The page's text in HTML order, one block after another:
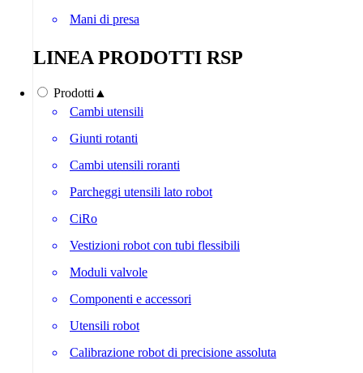
Mani di presa
LINEA PRODOTTI RSP
Prodotti▲
Cambi utensili
Giunti rotanti
Cambi utensili roranti
Parcheggi utensili lato robot
CiRo
Vestizioni robot con tubi flessibili
Moduli valvole
Componenti e accessori
Utensili robot
Calibrazione robot di precisione assoluta